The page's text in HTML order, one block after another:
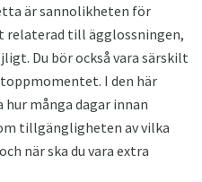
är sannolikheten för
till ägglossningen,
Du bör också vara särskilt
I den här
många dagar innan
tillgängligheten av vilka
när ska du vara extra